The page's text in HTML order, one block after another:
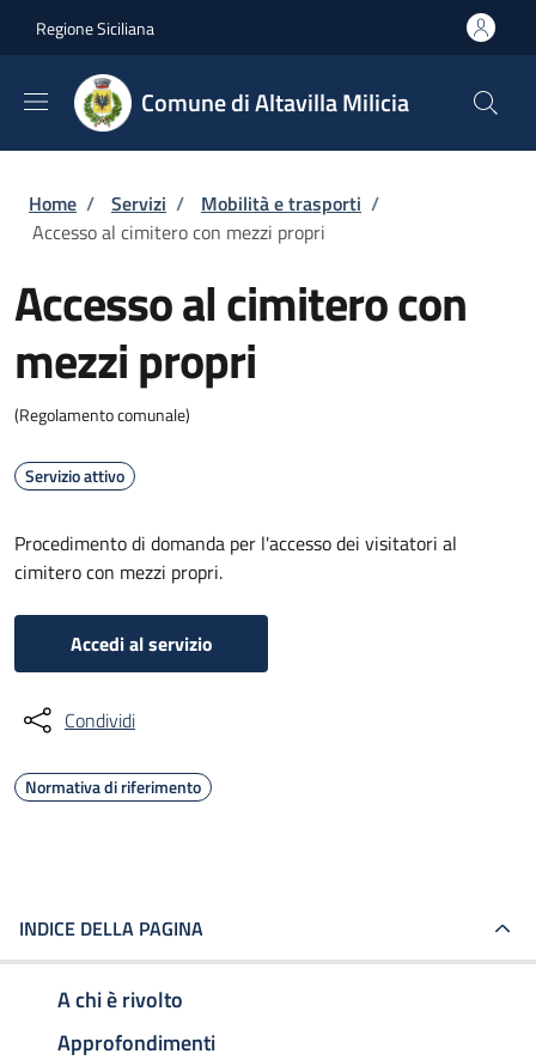
Regione Siciliana
Comune di Altavilla Milicia
Briciole di pane
Home / Servizi / Mobilità e trasporti /
Accesso al cimitero con mezzi propri
Accesso al cimitero con
mezzi propri
(Regolamento comunale)
Servizio attivo
Procedimento di domanda per l'accesso dei visitatori al
cimitero con mezzi propri.
Accedi al servizio
Condividi
Normativa di riferimento
INDICE DELLA PAGINA
A chi è rivolto
Approfondimenti